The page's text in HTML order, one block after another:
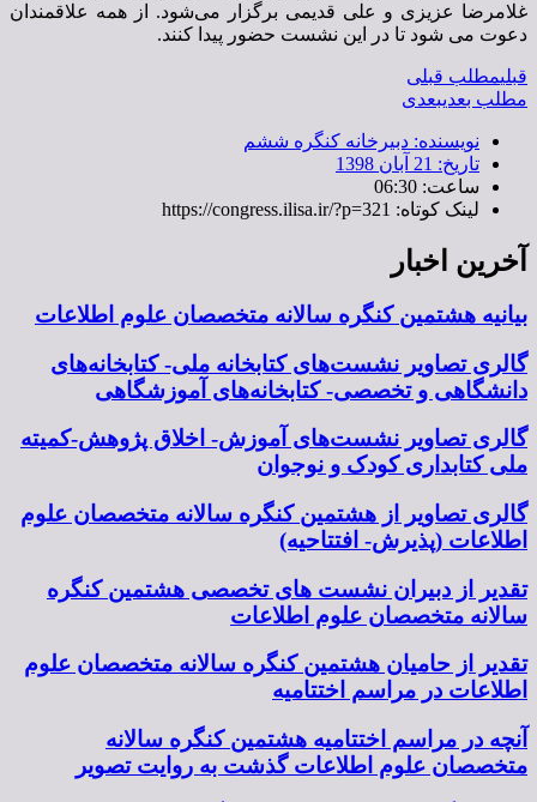
غلامرضا عزیزی و علی قدیمی برگزار می‌شود. از همه علاقمندان
دعوت می شود تا در این نشست حضور پیدا کنند.
قبلیمطلب قبلی
مطلب بعدیبعدی
نویسنده: دبیرخانه کنگره ششم
تاریخ: 21 آبان 1398
ساعت: 06:30
لینک کوتاه: https://congress.ilisa.ir/?p=321
آخرین اخبار
بیانیه هشتمین کنگره سالانه متخصصان علوم اطلاعات
گالری تصاویر نشست‌های کتابخانه ملی- کتابخانه‌های
دانشگاهی و تخصصی- کتابخانه‌های آموزشگاهی
گالری تصاویر نشست‌های آموزش- اخلاق پژوهش-کمیته
ملی کتابداری کودک و نوجوان
گالری تصاویر از هشتمین کنگره سالانه متخصصان علوم
اطلاعات (پذیرش- افتتاحیه)
تقدیر از دبیران نشست های تخصصی هشتمین کنگره
سالانه متخصصان علوم اطلاعات
تقدیر از حامیان هشتمین کنگره سالانه متخصصان علوم
اطلاعات در مراسم اختتامیه
آنچه در مراسم اختتامیه هشتمین کنگره سالانه
متخصصان علوم اطلاعات گذشت به روایت تصویر